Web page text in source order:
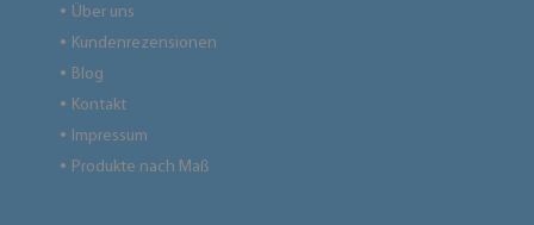
● Über uns
● Kundenrezensionen
● Blog
● Kontakt
● Impressum
● Produkte nach Maß